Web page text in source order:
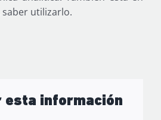
utilizarlo.
esta información